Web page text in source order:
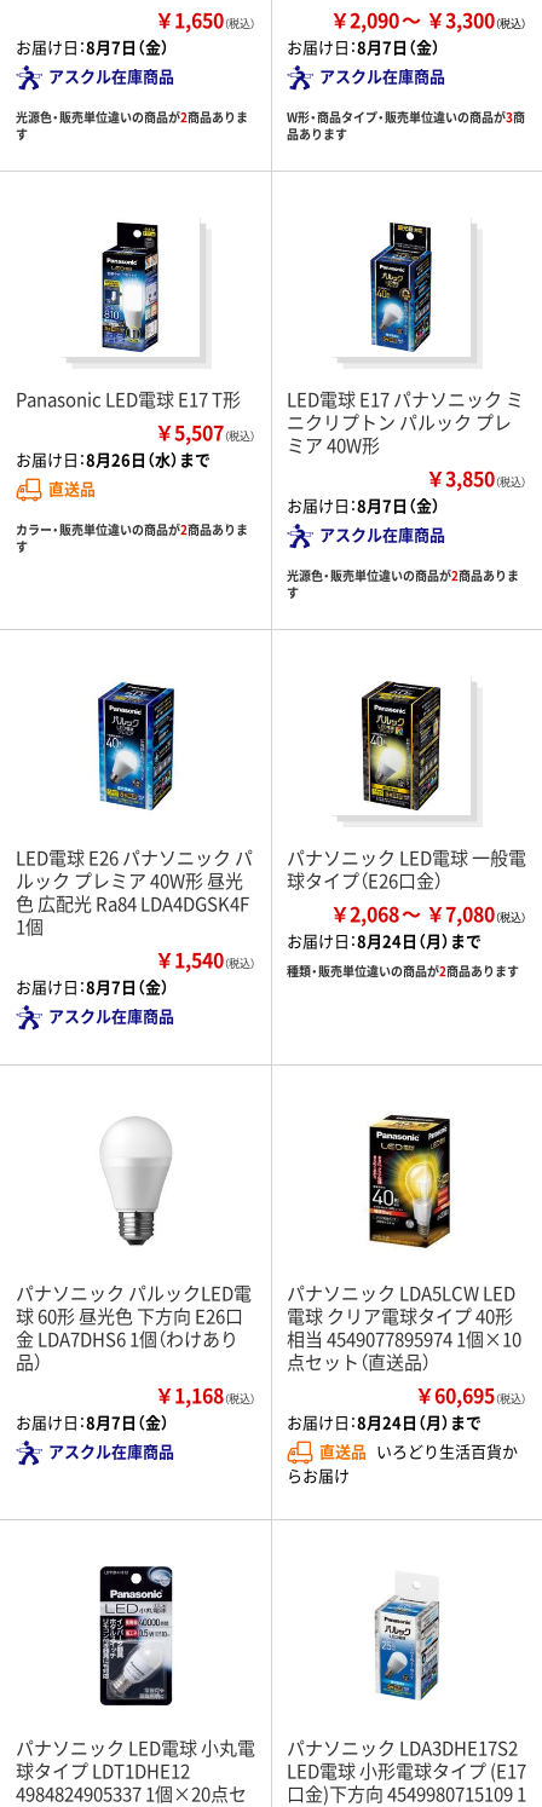
￥1,650（税込）
お届け日：8月7日（金）
アスクル在庫商品
光源色・販売単位違いの商品が2商品ありま
す
￥2,090 ￥3,300
お届け日：8月7日（金）
アスクル在庫商品
W形・商品タイプ・販売単位違いの商品が3商
品あります
Panasonic LED電球 E17 T形
￥5,507（税込）
お届け日：8月26日（水）まで
直送品
カラー・販売単位違いの商品が2商品ありま
す
LED電球 E17 パナソニック ミ
ニクリプトン パルック プレ
ミア 40W形
￥3,850（税込）
お届け日：8月7日（金）
アスクル在庫商品
光源色・販売単位違いの商品が2商品ありま
す
LED電球 E26 パナソニック パ
ルック プレミア 40W形 昼光
色 広配光 Ra84 LDA4DGSK4F
1個
￥1,540（税込）
お届け日：8月7日（金）
アスクル在庫商品
パナソニック LED電球 一般電
球タイプ（E26口金）
￥2,068 ￥7,080
お届け日：8月24日（月）まで
種類・販売単位違いの商品が2商品あります
パナソニック パルックLED電
球 60形 昼光色 下方向 E26口
金 LDA7DHS6 1個（わけあり
品）
￥1,168（税込）
お届け日：8月7日（金）
アスクル在庫商品
パナソニック LDA5LCW LED
電球 クリア電球タイプ 40形
相当 4549077895974 1個×10
点セット（直送品）
￥60,695（税込）
お届け日：8月24日（月）まで
直送品 いろどり生活百貨か
らお届け
パナソニック LED電球 小丸電
球タイプ LDT1DHE12
4984824905337 1個×20点セ
パナソニック LDA3DHE17S2
LED電球 小形電球タイプ (E17
口金)下方向 4549980715109 1